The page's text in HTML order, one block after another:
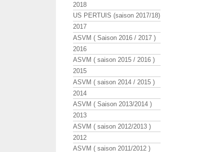
2018
US PERTUIS (saison 2017/18)
2017
ASVM ( Saison 2016 / 2017 )
2016
ASVM ( saison 2015 / 2016 )
2015
ASVM ( saison 2014 / 2015 )
2014
ASVM ( Saison 2013/2014 )
2013
ASVM ( saison 2012/2013 )
2012
ASVM ( saison 2011/2012 )